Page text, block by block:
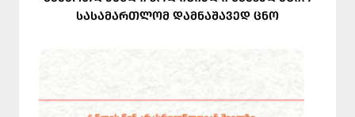
სასამართლომ დამნაშავედ ცნო